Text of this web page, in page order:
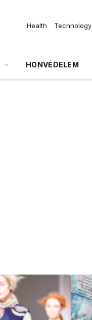
Health Technology
HONVÉDELEM